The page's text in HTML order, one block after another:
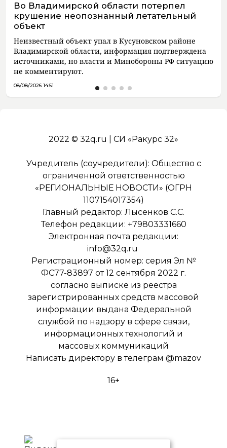
Во Владимирской области потерпел
крушение неопознанный летательный
объект
Неизвестный объект упал в Кусуновском районе
Владимирской области, информация подтверждена
источниками, но власти и Минобороны РФ ситуацию
не комментируют.
08/08/2026 14:51
2022 © 32q.ru | СИ «Ракурс 32»
Учредитель (соучредители): Общество с
ограниченной ответственностью
«РЕГИОНАЛЬНЫЕ НОВОСТИ» (ОГРН
1107154017354)
Главный редактор: Лысенков С.С.
Телефон редакции: +79803331660
Электронная почта редакции:
info@32q.ru
Регистрационный номер: серия Эл №
ФС77-83897 от 12 сентября 2022 г.
согласно выписке из реестра
зарегистрированных средств массовой
информации выдана Федеральной
службой по надзору в сфере связи,
информационных технологий и
массовых коммуникаций
Написать директору в телеграм @mazov
16+